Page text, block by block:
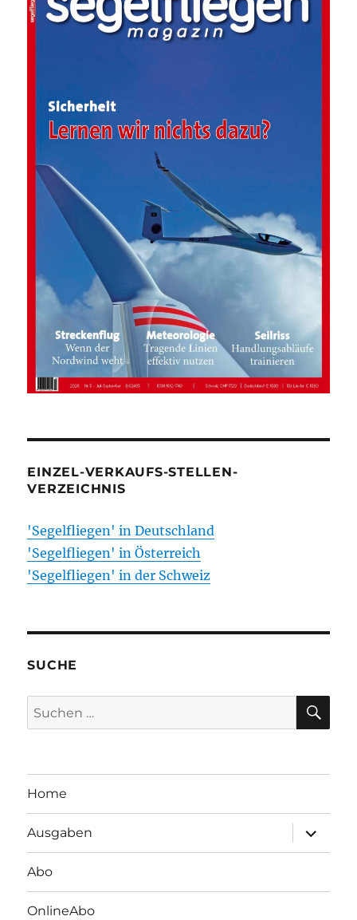
EINZEL-VERKAUFS-STELLEN-
VERZEICHNIS
'Segelfliegen' in Deutschland
'Segelfliegen' in Österreich
'Segelfliegen' in der Schweiz
SUCHE
Suchen
nach:
Home
Ausgaben
öffnen
Abo
OnlineAbo